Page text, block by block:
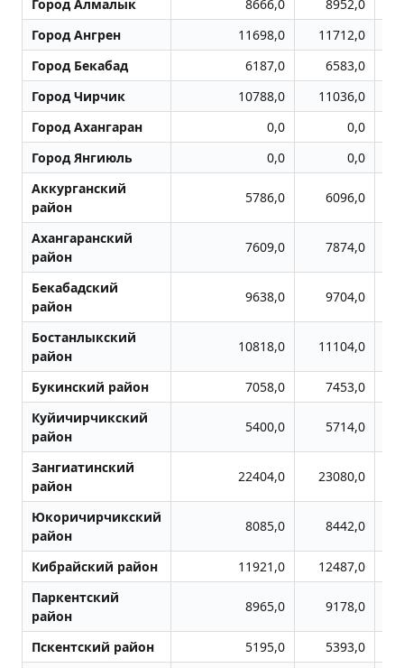
Город Алмалык
8666,0
8952,0
Город Ангрен
11698,0 11712,0
Город Бекабад
6187,0
6583,0
Город Чиpчик
10788,0 11036,0
Город Ахангаран
0,0
0,0
Город Янгиюль
0,0
0,0
Аккурганский
район
5786,0 6096,0
Ахангаранский
район
7609,0 7874,0
Бекабадский
район
9638,0 9704,0
Бостанлыкский
район
10818,0 11104,0
Букинский район 7058,0
7453,0
Куйичирчикский
район
5400,0 5714,0
Зангиатинский
район
22404,0 23080,0
Юкоричирчикский
район
8085,0 8442,0
Кибрайский район 11921,0 12487,0
Паркентский
район
8965,0 9178,0
Пскентский район 5195,0
5393,0